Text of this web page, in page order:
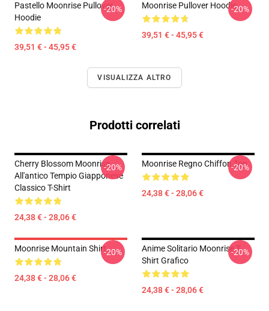
Pastello Moonrise Pullover
Hoodie
39,51 € - 45,95 €
-20% Moonrise Pullover Hoodie
39,51 € - 45,95 €
-20%
VISUALIZZA ALTRO
Prodotti correlati
Cherry Blossom Moonrise
All'antico Tempio Giapponese
Classico T-Shirt
24,38 € - 28,06 €
-20% Moonrise Regno Chiffon Top
24,38 € - 28,06 €
-20%
Moonrise Mountain Shirt
24,38 € - 28,06 €
-20%
Anime Solitario Moonrise T-
Shirt Grafico
24,38 € - 28,06 €
-20%